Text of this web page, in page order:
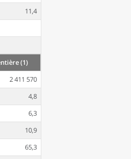
11,4
(1)
2 411 570
4,8
6,3
10,9
65,3